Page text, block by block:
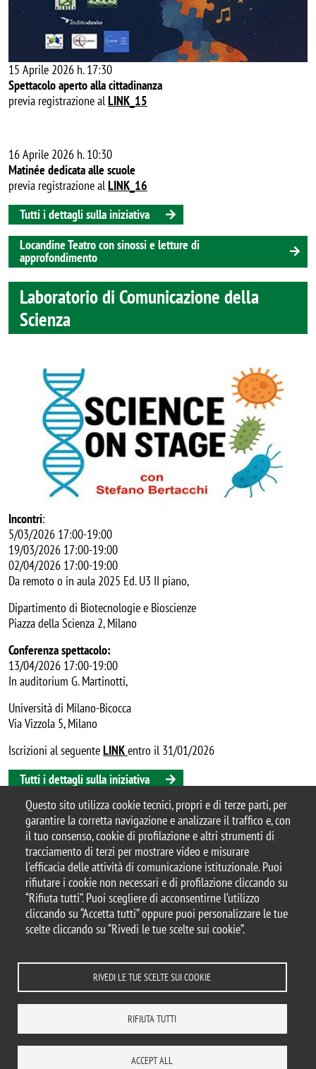
Questo sito utilizza cookie tecnici, propri e di terze parti, per
garantire la corretta navigazione e analizzare il traffico e, con
il tuo consenso, cookie di profilazione e altri strumenti di
tracciamento di terzi per mostrare video e misurare
l'efficacia delle attività di comunicazione istituzionale. Puoi
rifiutare i cookie non necessari e di profilazione cliccando su
“Rifiuta tutti”. Puoi scegliere di acconsentirne l’utilizzo
cliccando su “Accetta tutti” oppure puoi personalizzare le tue
scelte cliccando su “Rivedi le tue scelte sui cookie”.
RIVEDI LE TUE SCELTE SUI COOKIE
RIFIUTA TUTTI
ACCEPT ALL
15 Aprile 2026 h. 17:30
Spettacolo aperto alla cittadinanza
previa registrazione alLINK_15
16 Aprile 2026 h. 10:30
Matinée dedicata alle scuole
previa registrazione alLINK_16
Tutti i dettagli sulla iniziativa
Locandine Teatro con sinossi e letture di
approfondimento
Laboratorio di Comunicazione della
Scienza
Incontri:
5/03/2026 17:00-19:00
19/03/2026 17:00-19:00
02/04/2026 17:00-19:00
Da remoto o in aula 2025 Ed. U3 II piano,
Dipartimento di Biotecnologie e Bioscienze
Piazza della Scienza 2, Milano
Conferenza spettacolo:
13/04/2026 17:00-19:00
In auditorium G. Martinotti,
Università di Milano-Bicocca
Via Vizzola 5, Milano
Iscrizioni al seguenteLINKentro il 31/01/2026
Tutti i dettagli sulla iniziativa
locandina Science on Stage con Stefano Bertacchi
© 2025 Università degli Studi di Milano-Bicocca
Piazza dell'Ateneo Nuovo, 1 - 20126, Milano
Casella PEC:ateneo.bicocca@pec.unimib.it
P.I. 12621570154 |
redazioneweb.btbs@unimib.it
Privacy e cookie policy Amministrazione trasparente
Dichiarazione di accessibilità Accessibilità Statistiche di accesso
Rivedi le tue scelte sui cookie